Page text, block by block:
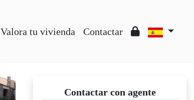
Valora tu vivienda Contactar
Contactar con agente